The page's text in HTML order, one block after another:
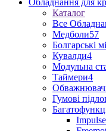
Обладнання для
Каталог
Все
Медболи57
Болгарські
Кувалди4
Модульна
Таймери4
Гумові